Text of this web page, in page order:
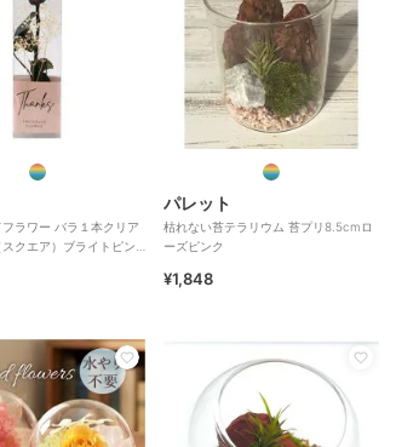
ラワー バラ１本クリア
クエア）ブライトピン
パレット
枯れない苔テラリウム 苔プリ8.5cmロ
ーズピンク
¥1,848